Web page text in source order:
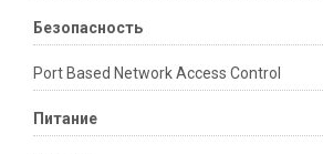
Безопасность
Port Based Network Access Control
Питание